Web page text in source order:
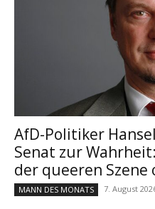
AfD-Politiker
Senat zur
der queeren
MANN DES MONATS 7. August